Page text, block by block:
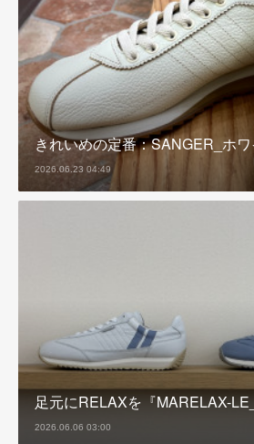
きれいめの定番：SANGER_ホワ
2026.06.23 04:49
足元にRELAXを『MARELAX-
2026.06.06 03:00